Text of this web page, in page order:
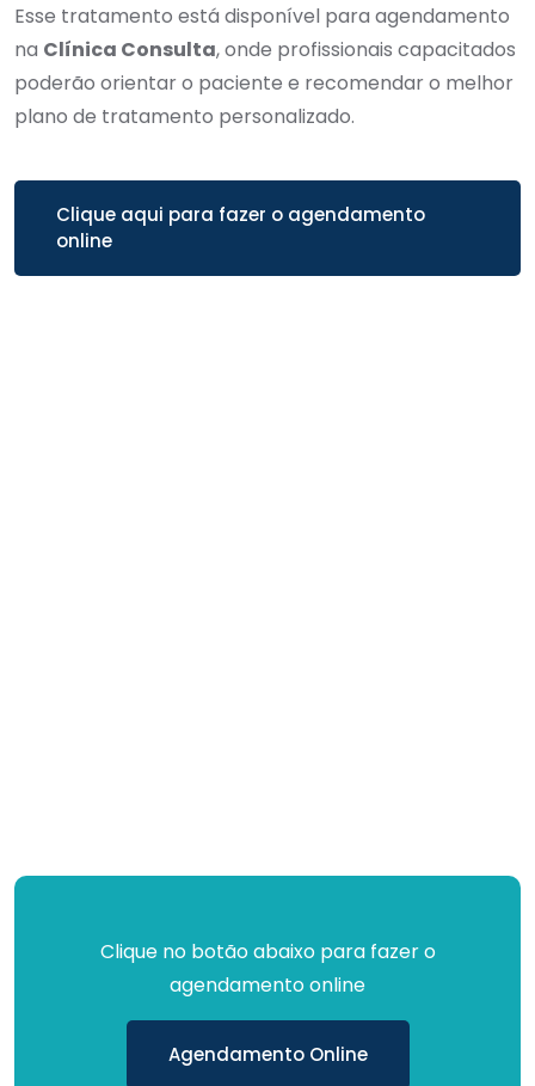
Esse tratamento está disponível para agendamento
na Clínica Consulta, onde profissionais capacitados
poderão orientar o paciente e recomendar o melhor
plano de tratamento personalizado.
Clique aqui para fazer o agendamento
online
Clique no botão abaixo para fazer o
agendamento online
Agendamento Online